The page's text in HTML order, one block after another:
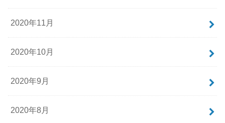
2020年11月
2020年10月
2020年9月
2020年8月